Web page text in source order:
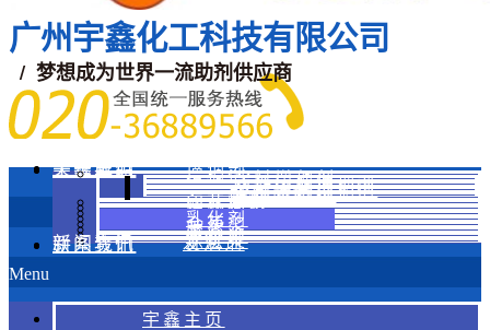
广州宇鑫化工科技有限公司
/ 梦想成为世界一流助剂供应商
宇鑫主页
关于我们
宇鑫产品 增稠剂涂料增稠剂
活性印花增稠剂
分散染料增稠剂
水性增稠剂
酸性增稠剂
印花糊料
粘合剂
涂料色浆
乳化剂
金葱浆
胶浆
烫金浆
涂层浆
发泡剂
新闻资讯
联系我们
Menu
宇鑫主页